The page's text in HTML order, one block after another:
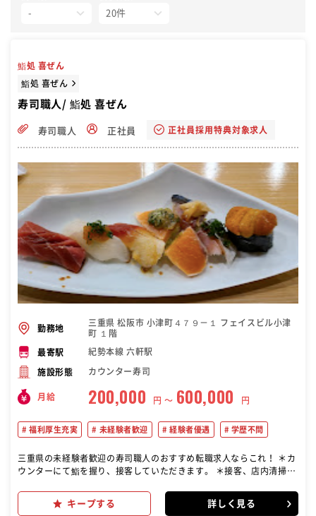
鮨処 喜ぜん
鮨処 喜ぜん
寿司職人/ 鮨処 喜ぜん
寿司職人 正社員 正社員採用特典対象求人
勤務地
三重県 松阪市 小津町４７９－１ フェイスビル小津
町 １階
最寄駅 紀勢本線 六軒駅
施設形態 カウンター寿司
月給 200,000 円 〜 600,000 円
福利厚生充実 未経験者歓迎 経験者優遇 学歴不問
三重県の未経験者歓迎の寿司職人のおすすめ転職求人ならこれ！ ＊カ
ウンターにて鮨を握り、接客していただきます。 ＊接客、店内清掃、
親方の横についていただきながら、裏方の仕事をお願い します。
キープする 詳しく見る